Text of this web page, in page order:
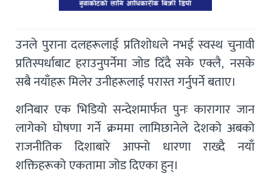
उनले पुराना दलहरूलाई प्रतिशोधले नभई स्वस्थ चुनावी
प्रतिस्पर्धाबाट हराउनुपर्नेमा जोड दिँदै सके एक्लै, नसके
सबै नयाँहरू मिलेर उनीहरूलाई परास्त गर्नुपर्ने बताए।
शनिबार एक भिडियो सन्देशमार्फत पुनः कारागार जान
लागेको घोषणा गर्ने क्रममा लामिछानेले देशको अबको
राजनीतिक दिशाबारे आफ्नो धारणा राख्दै नयाँ
शक्तिहरूको एकतामा जोड दिएका हुन्।